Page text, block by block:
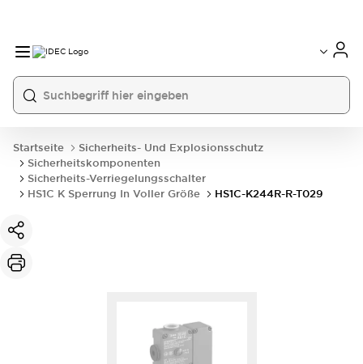
Startseite
Sicherheits- Und Explosionsschutz
Sicherheitskomponenten
Sicherheits-Verriegelungsschalter
HS1C K Sperrung In Voller Größe
HS1C-K244R-R-T029